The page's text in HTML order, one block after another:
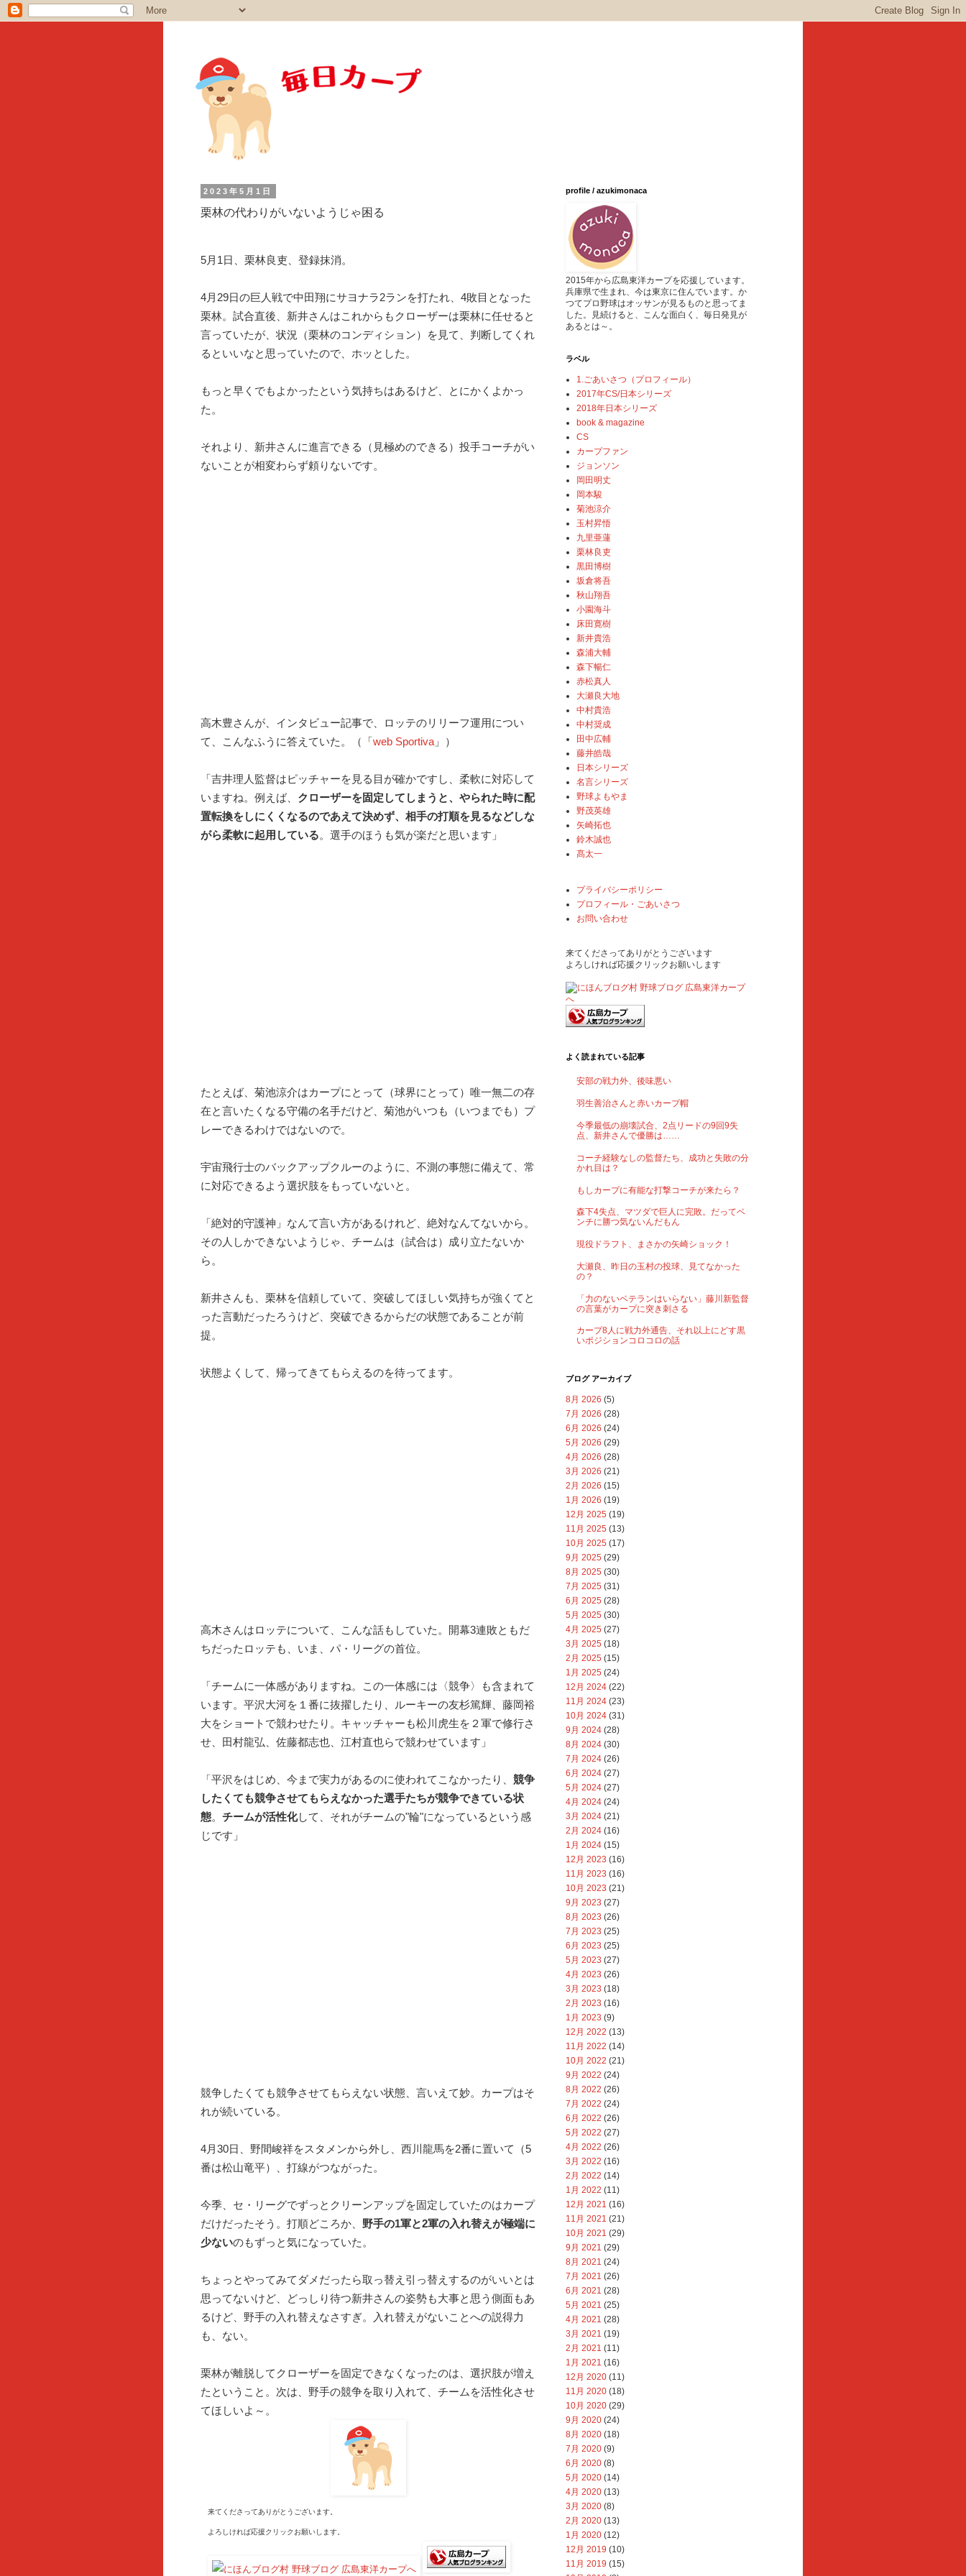
2023年5月1日
栗林の代わりがいないようじゃ困る
5月1日、栗林良吏、登録抹消。
4月29日の巨人戦で中田翔にサヨナラ2ランを打たれ、4敗目となった
栗林。試合直後、新井さんはこれからもクローザーは栗林に任せると
言っていたが、状況（栗林のコンディション）を見て、判断してくれ
るといいなと思っていたので、ホッとした。
もっと早くでもよかったという気持ちはあるけど、とにかくよかっ
た。
それより、新井さんに進言できる（見極めのできる）投手コーチがい
ないことが相変わらず頼りないです。
高木豊さんが、インタビュー記事で、ロッテのリリーフ運用につい
て、こんなふうに答えていた。（「web Sportiva 」）
「吉井理人監督はピッチャーを見る目が確かですし、柔軟に対応して
いますね。例えば、 クローザーを固定してしまうと、やられた時に配
置転換をしにくくなるのであえて決めず、相手の打順を見るなどしな
がら柔軟に起用している。選手のほうも気が楽だと思います」
たとえば、菊池涼介はカープにとって（球界にとって）唯一無二の存
在と言いたくなる守備の名手だけど、菊池がいつも（いつまでも）プ
レーできるわけではないので。
宇宙飛行士のバックアップクルーのように、不測の事態に備えて、常
に対応できるよう選択肢をもっていないと。
「絶対的守護神」なんて言い方があるけれど、絶対なんてないから。
その人しかできないようじゃ、チームは（試合は）成り立たないか
ら。
新井さんも、栗林を信頼していて、突破してほしい気持ちが強くてと
った言動だったろうけど、突破できるからだの状態であることが前
提。
状態よくして、帰ってきてもらえるのを待ってます。
高木さんはロッテについて、こんな話もしていた。開幕3連敗ともだ
ちだったロッテも、いま、パ・リーグの首位。
「チームに一体感がありますね。この一体感には〈競争〉も含まれて
います。平沢大河を１番に抜擢したり、ルーキーの友杉篤輝、藤岡裕
大をショートで競わせたり。キャッチャーも松川虎生を２軍で修行さ
せ、田村龍弘、佐藤都志也、江村直也らで競わせています」
「平沢をはじめ、今まで実力があるのに使われてこなかったり、 競争
したくても競争させてもらえなかった選手たちが競争できている状
態。 チームが活性化して、それがチームの"輪"になっているという感
じです」
競争したくても競争させてもらえない状態、言いえて妙。カープはそ
れが続いている。
4月30日、野間峻祥をスタメンから外し、西川龍馬を2番に置いて（5
番は松山竜平）、打線がつながった。
今季、セ・リーグでずっとクリーンアップを固定していたのはカープ
だけだったそう。打順どころか、 野手の1軍と2軍の入れ替えが極端に
少ないのもずっと気になっていた。
ちょっとやってみてダメだったら取っ替え引っ替えするのがいいとは
思ってないけど、どっしり待つ新井さんの姿勢も大事と思う側面もあ
るけど、野手の入れ替えなさすぎ。入れ替えがないことへの説得力
も、ない。
栗林が離脱してクローザーを固定できなくなったのは、選択肢が増え
たということ。次は、野手の競争を取り入れて、チームを活性化させ
てほしいよ～。
来てくださってありがとうございます。
よろしければ応援クリックお願いします。
profile / azukimonaca
2015年から広島東洋カープを応援しています。
兵庫県で生まれ、今は東京に住んでいます。か
つてプロ野球はオッサンが見るものと思ってま
した。見続けると、こんな面白く、毎日発見が
あるとは～。
ラベル
1.ごあいさつ（プロフィール）
2017年CS/日本シリーズ
2018年日本シリーズ
book & magazine
CS
カープファン
ジョンソン
岡田明丈
岡本駿
菊池涼介
玉村昇悟
九里亜蓮
栗林良吏
黒田博樹
坂倉将吾
秋山翔吾
小園海斗
床田寛樹
新井貴浩
森浦大輔
森下暢仁
赤松真人
大瀬良大地
中村貴浩
中村奨成
田中広輔
藤井皓哉
日本シリーズ
名言シリーズ
野球よもやま
野茂英雄
矢崎拓也
鈴木誠也
髙太一
プライバシーポリシー
プロフィール・ごあいさつ
お問い合わせ
来てくださってありがとうございます
よろしければ応援クリックお願いします
よく読まれている記事
安部の戦力外、後味悪い
羽生善治さんと赤いカープ帽
今季最低の崩壊試合、2点リードの9回9失
点、新井さんで優勝は……
コーチ経験なしの監督たち、成功と失敗の分
かれ目は？
もしカープに有能な打撃コーチが来たら？
森下4失点、マツダで巨人に完敗。だってベ
ンチに勝つ気ないんだもん
現役ドラフト、まさかの矢崎ショック！
大瀬良、昨日の玉村の投球、見てなかった
の？
「力のないベテランはいらない」藤川新監督
の言葉がカープに突き刺さる
カープ8人に戦力外通告、それ以上にどす黒
いポジションコロコロの話
ブログ アーカイブ
8月 2026 (5)
7月 2026 (28)
6月 2026 (24)
5月 2026 (29)
4月 2026 (28)
3月 2026 (21)
2月 2026 (15)
1月 2026 (19)
12月 2025 (19)
11月 2025 (13)
10月 2025 (17)
9月 2025 (29)
8月 2025 (30)
7月 2025 (31)
6月 2025 (28)
5月 2025 (30)
4月 2025 (27)
3月 2025 (18)
2月 2025 (15)
1月 2025 (24)
12月 2024 (22)
11月 2024 (23)
10月 2024 (31)
9月 2024 (28)
8月 2024 (30)
7月 2024 (26)
6月 2024 (27)
5月 2024 (27)
4月 2024 (24)
3月 2024 (21)
2月 2024 (16)
1月 2024 (15)
12月 2023 (16)
11月 2023 (16)
10月 2023 (21)
9月 2023 (27)
8月 2023 (26)
7月 2023 (25)
6月 2023 (25)
5月 2023 (27)
4月 2023 (26)
3月 2023 (18)
2月 2023 (16)
1月 2023 (9)
12月 2022 (13)
11月 2022 (14)
10月 2022 (21)
9月 2022 (24)
8月 2022 (26)
7月 2022 (24)
6月 2022 (26)
5月 2022 (27)
4月 2022 (26)
3月 2022 (16)
2月 2022 (14)
1月 2022 (11)
12月 2021 (16)
11月 2021 (21)
10月 2021 (29)
9月 2021 (29)
8月 2021 (24)
7月 2021 (26)
6月 2021 (28)
5月 2021 (25)
4月 2021 (28)
3月 2021 (19)
2月 2021 (11)
1月 2021 (16)
12月 2020 (11)
11月 2020 (18)
10月 2020 (29)
9月 2020 (24)
8月 2020 (18)
7月 2020 (9)
6月 2020 (8)
5月 2020 (14)
4月 2020 (13)
3月 2020 (8)
2月 2020 (13)
1月 2020 (12)
12月 2019 (10)
11月 2019 (15)